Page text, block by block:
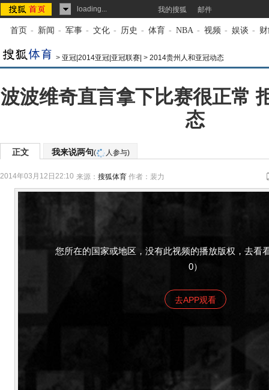
loading... 我的搜狐 邮件
首页 - 新闻 - 军事 - 文化 - 历史 - 体育 - NBA - 视频 - 娱谈 -
> 亚冠|2014亚冠|亚冠联赛| > 2014贵州人和亚冠动态
波波维奇直言拿下比赛很正常
态
正文 我来说两句( 人参与)
2014年03月12日22:10 来源： 搜狐体育 作者：裴力
您所在的国家或地区，没有此视频的播放版权，去看
0）
去APP观看